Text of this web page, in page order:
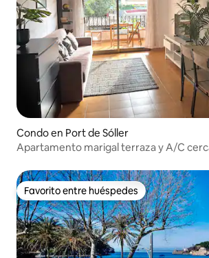
Condo en Port de Sóller
Apartamento marigal terraza y A/C
Favorito entre huéspedes
Favorito entre huéspedes